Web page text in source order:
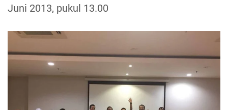
Juni 2013, pukul 13.00